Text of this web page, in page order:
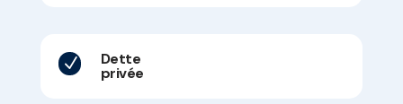
N Dette
privée